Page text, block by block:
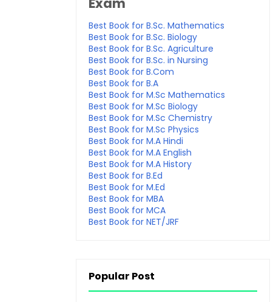
Exam
Best Book for B.Sc. Mathematics
Best Book for B.Sc. Biology
Best Book for B.Sc. Agriculture
Best Book for B.Sc. in Nursing
Best Book for B.Com
Best Book for B.A
Best Book for M.Sc Mathematics
Best Book for M.Sc Biology
Best Book for M.Sc Chemistry
Best Book for M.Sc Physics
Best Book for M.A Hindi
Best Book for M.A English
Best Book for M.A History
Best Book for B.Ed
Best Book for M.Ed
Best Book for MBA
Best Book for MCA
Best Book for NET/JRF
Popular Post